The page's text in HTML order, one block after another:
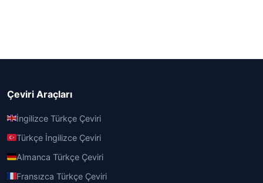
Çeviri Araçları
İngilizce Türkçe Çeviri
Türkçe İngilizce Çeviri
Almanca Türkçe Çeviri
Fransızca Türkçe Çeviri